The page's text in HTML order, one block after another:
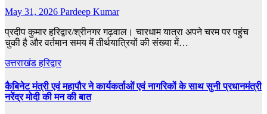
May 31, 2026 Pardeep Kumar
प्रदीप कुमार हरिद्वार/श्रीनगर गढ़वाल। चारधाम यात्रा अपने चरम पर पहुंच
चुकी है और वर्तमान समय में तीर्थयात्रियों की संख्या में…
उत्तराखंडहरिद्वार
कैबिनेट मंत्री एवं महापौर ने कार्यकर्ताओं एवं नागरिकों के साथ सुनी प्रधानमंत्री
नरेंद्र मोदी की मन की बात